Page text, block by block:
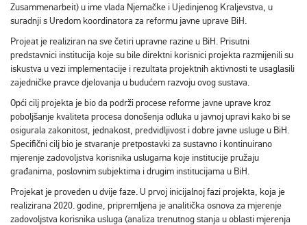
Zusammenarbeit) u ime vlada Njemačke i Ujedinjenog Kraljevstva, u
suradnji s Uredom koordinatora za reformu javne uprave BiH.
Projeat je realiziran na sve četiri upravne razine u BiH. Prisutni
predstavnici institucija koje su bile direktni korisnici projekta razmijenili su
iskustva u vezi implementacije i rezultata projektnih aktivnosti te usaglasili
zajedničke pravce djelovanja u budućem razvoju ovog sustava.
Opći cilj projekta je bio da podrži procese reforme javne uprave kroz
poboljšanje kvaliteta procesa donošenja odluka u javnoj upravi kako bi se
osigurala zakonitost, jednakost, predvidljivost i dobre javne usluge u BiH.
Specifični cilj bio je stvaranje pretpostavki za sustavno i kontinuirano
mjerenje zadovoljstva korisnika uslugama koje institucije pružaju
građanima, poslovnim subjektima i drugim institucijama u BiH.
Projekat je proveden u dvije faze. U prvoj inicijalnoj fazi projekta, koja je
realizirana 2020. godine, pripremljena je analitička osnova za mjerenje
zadovoljstva korisnika usluga (analiza trenutnog stanja u oblasti mjerenja